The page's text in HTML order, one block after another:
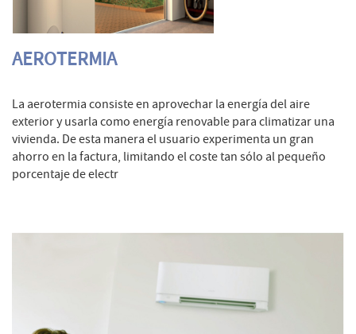
AEROTERMIA
La aerotermia consiste en aprovechar la energía del aire
exterior y usarla como energía renovable para climatizar una
vivienda. De esta manera el usuario experimenta un gran
ahorro en la factura, limitando el coste tan sólo al pequeño
porcentaje de electr